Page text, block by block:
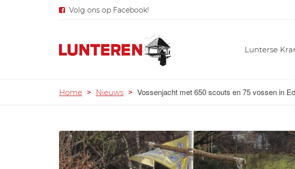
Volg ons op Facebook!
Lunterse
Home > Nieuws > Vossenjacht met 650 scouts en 75 vossen in